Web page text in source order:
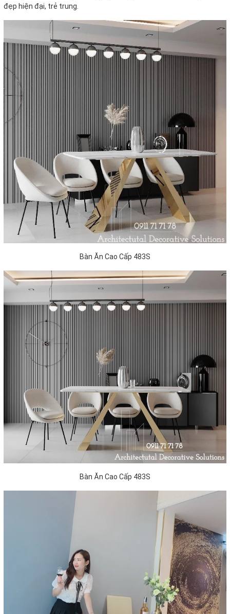
đẹp hiện đại, trẻ trung.
Bàn Ăn Cao Cấp 483S
Bàn Ăn Cao Cấp 483S